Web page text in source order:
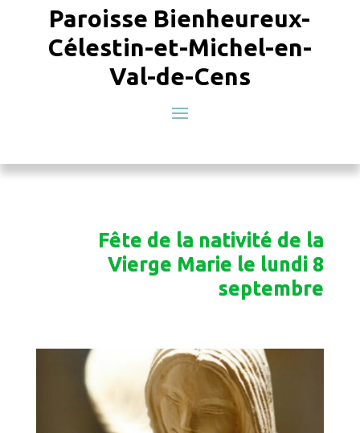
Paroisse Bienheureux-
Célestin-et-Michel-en-
Val-de-Cens
Fête de la nativité de la
Vierge Marie le lundi 8
septembre